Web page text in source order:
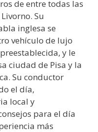
de entre todas las
Su
inglesa se
vehículo de lujo
y le
ciudad de Pisa y la
Su conductor
el día,
local y
para el día
más